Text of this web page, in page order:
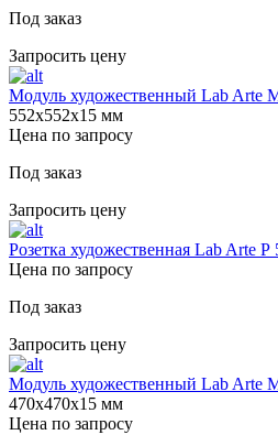
Под заказ
Запросить цену
Модуль художественный Lab Arte
552х552х15 мм
Цена по запросу
Под заказ
Запросить цену
Розетка художественная Lab Arte Р
Цена по запросу
Под заказ
Запросить цену
Модуль художественный Lab Arte
470х470х15 мм
Цена по запросу